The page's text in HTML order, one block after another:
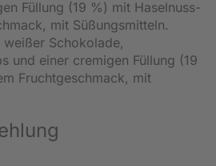
Füllung (19 %) mit Haselnuss-
mit Süßungsmitteln.
Schokolade,
und einer cremigen Füllung (19
Fruchtgeschmack, mit